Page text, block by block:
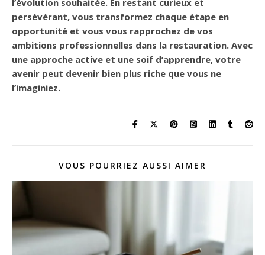
l’évolution souhaitée. En restant curieux et
persévérant, vous transformez chaque étape en
opportunité et vous vous rapprochez de vos
ambitions professionnelles dans la restauration. Avec
une approche active et une soif d’apprendre, votre
avenir peut devenir bien plus riche que vous ne
l’imaginiez.
VOUS POURRIEZ AUSSI AIMER